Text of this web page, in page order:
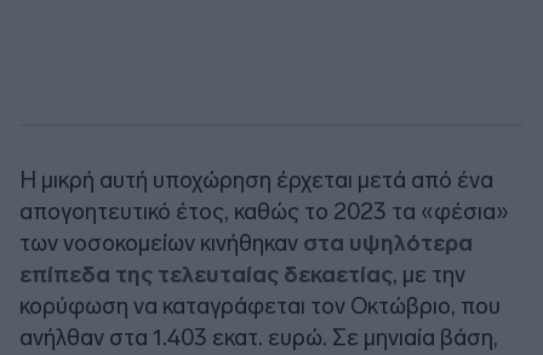
Η μικρή αυτή υποχώρηση έρχεται μετά από ένα
απογοητευτικό έτος, καθώς το 2023 τα «φέσια»
των νοσοκομείων κινήθηκαν στα υψηλότερα
επίπεδα της τελευταίας δεκαετίας, με την
κορύφωση να καταγράφεται τον Οκτώβριο, που
ανήλθαν στα 1.403 εκατ. ευρώ. Σε μηνιαία βάση,